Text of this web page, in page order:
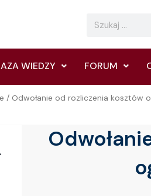
Search
WIEDZY FORUM
/ Odwołanie od rozliczenia kosztów